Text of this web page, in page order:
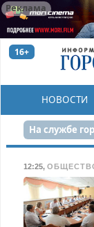
Реклама
16+
НОВОСТИ
На службе
Набережная
80-
12:25,